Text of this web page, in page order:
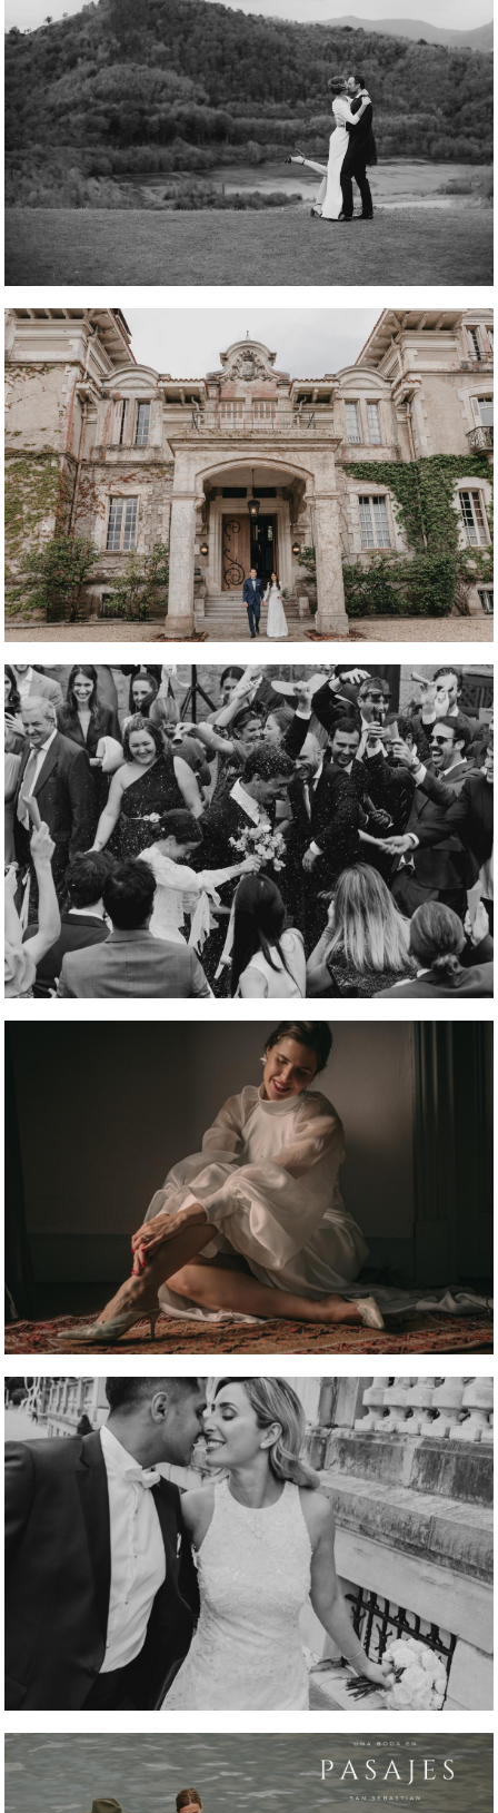
REPORTAJE FOTOGRÁFICO
REPORTAJE FOTOGRÁFICO
REPORTAJE FOTOGRÁFICO
REPORTAJE FOTOGRÁFICO
REPORTAJE FOTOGRÁFICO